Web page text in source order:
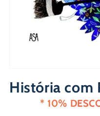
multimédia
1
História com
* 10%